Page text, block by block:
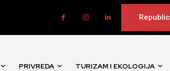
Republic
PRIVREDA TURIZAM I EKOLOGIJA